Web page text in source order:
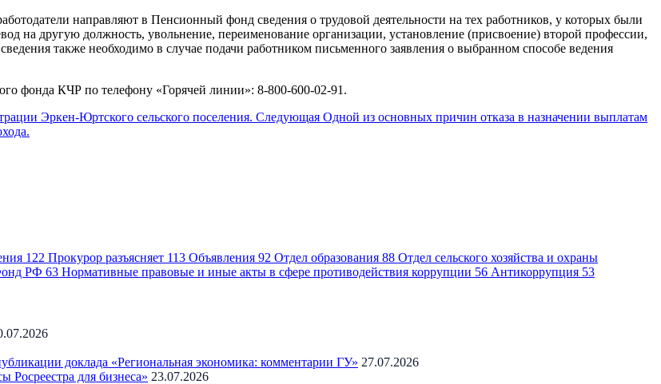
направляют в Пенсионный фонд сведения о трудовой деятельности на тех работников, у которых были
на другую должность, увольнение, переименование организации, установление (присвоение) второй профессии,
также необходимо в случае подачи работником письменного заявления о выбранном способе ведения
фонда КЧР по телефону «Горячей линии»: 8-800-600-02-91.
Эркен-Юртского сельского поселения. Следующая Одной из основных причин отказа в назначении выплатам
122 Прокурор разъясняет 113 Объявления 92 Отдел образования 88 Отдел сельского хозяйства и охраны
РФ 63 Нормативные правовые и иные акты в сфере противодействия коррупции 56 Антикоррупция 53
доклада «Региональная экономика: комментарии ГУ» 27.07.2026
для бизнеса» 23.07.2026